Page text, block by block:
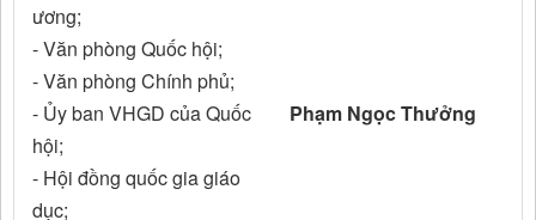
ương;
- Văn phòng Quốc hội;
- Văn phòng Chính phủ;
- Ủy ban VHGD của Quốc
hội;
- Hội đồng quốc gia giáo
dục;
Phạm Ngọc Thưởng